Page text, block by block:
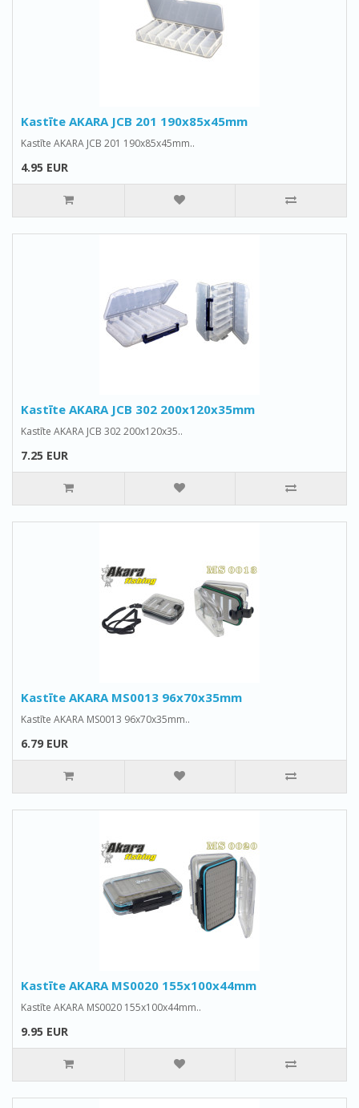
Kastīte AKARA JCB 201 190x85x45mm
Kastīte AKARA JCB 201 190x85x45mm..
4.95 EUR
Kastīte AKARA JCB 302 200x120x35mm
Kastīte AKARA JCB 302 200x120x35..
7.25 EUR
Kastīte AKARA MS0013 96x70x35mm
Kastīte AKARA MS0013 96x70x35mm..
6.79 EUR
Kastīte AKARA MS0020 155x100x44mm
Kastīte AKARA MS0020 155x100x44mm..
9.95 EUR